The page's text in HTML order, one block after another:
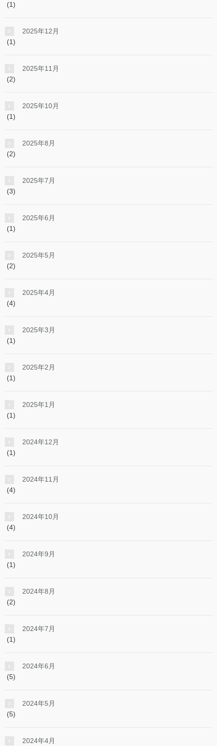
(1)
2025年12月
(1)
2025年11月
(2)
2025年10月
(1)
2025年8月
(2)
2025年7月
(3)
2025年6月
(1)
2025年5月
(2)
2025年4月
(4)
2025年3月
(1)
2025年2月
(1)
2025年1月
(1)
2024年12月
(1)
2024年11月
(4)
2024年10月
(4)
2024年9月
(1)
2024年8月
(2)
2024年7月
(1)
2024年6月
(5)
2024年5月
(5)
2024年4月